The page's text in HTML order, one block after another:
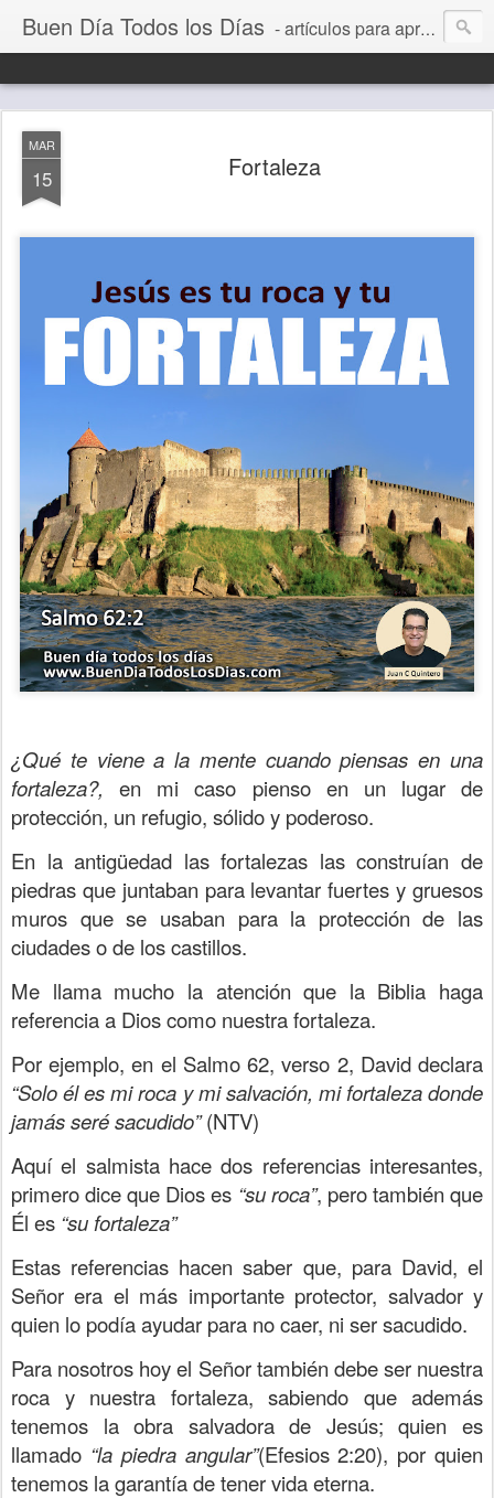
Buen Día Todos los Días - artículos para aprender a vivir mejor, un día a la vez. Por Juan C Quintero
MAR
15 Fortaleza
¿Qué te viene a la mente cuando piensas en una
fortaleza?, en mi caso pienso en un lugar de
protección, un refugio, sólido y poderoso.
En la antigüedad las fortalezas las construían de
piedras que juntaban para levantar fuertes y gruesos
muros que se usaban para la protección de las
ciudades o de los castillos.
Me llama mucho la atención que la Biblia haga
referencia a Dios como nuestra fortaleza.
Por ejemplo, en el Salmo 62, verso 2, David declara
“Solo él es mi roca y mi salvación, mi fortaleza donde
jamás seré sacudido”(NTV)
Aquí el salmista hace dos referencias interesantes,
primero dice que Dios es “su roca”, pero también que
Él es “su fortaleza”
Estas referencias hacen saber que, para David, el
Señor era el más importante protector, salvador y
quien lo podía ayudar para no caer, ni ser sacudido.
Para nosotros hoy el Señor también debe ser nuestra
roca y nuestra fortaleza, sabiendo que además
tenemos la obra salvadora de Jesús; quien es
llamado “la piedra angular”(Efesios 2:20), por quien
tenemos la garantía de tener vida eterna.